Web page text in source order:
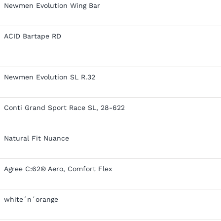
Newmen Evolution Wing Bar
ACID Bartape RD
Newmen Evolution SL R.32
Conti Grand Sport Race SL, 28-622
Natural Fit Nuance
Agree C:62® Aero, Comfort Flex
white´n´orange